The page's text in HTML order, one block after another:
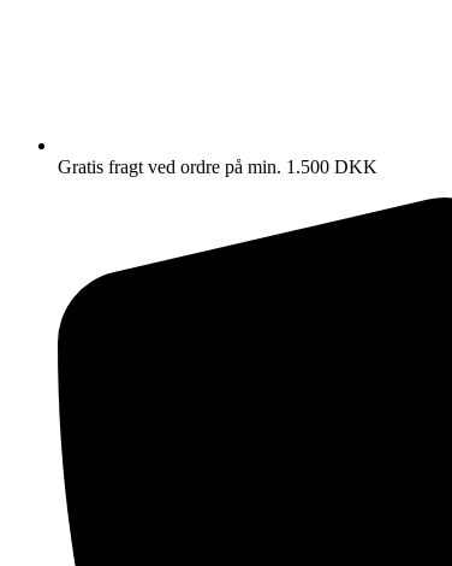
Gratis fragt ved ordre på min. 1.500 DKK